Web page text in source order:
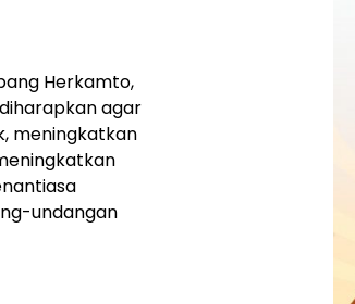
Herkamto,
agar
meningkatkan
undangan